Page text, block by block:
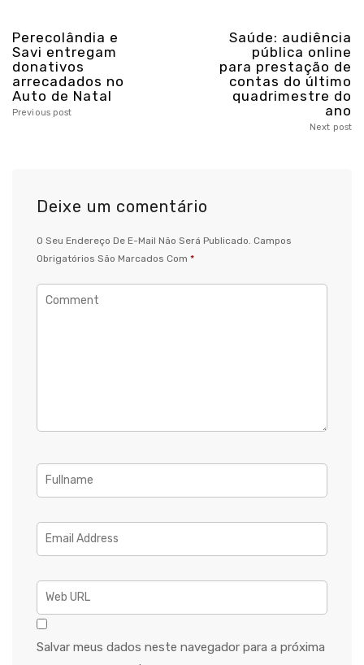
Perecolândia e
Savi entregam
donativos
arrecadados no
Auto de Natal
Previous post
Saúde: audiência
pública online
para prestação de
contas do último
quadrimestre do
ano
Next post
Deixe um comentário
O Seu Endereço De E-Mail Não Será Publicado. Campos
Obrigatórios São Marcados Com *
Salvar meus dados neste navegador para a próxima